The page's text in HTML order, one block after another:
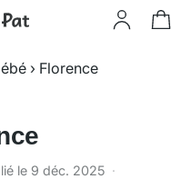
› Florence
le 9 déc. 2025 ·